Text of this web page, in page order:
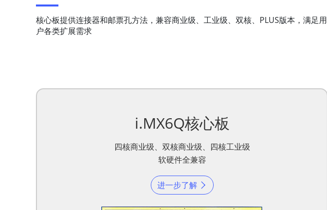
核心板提供连接器和邮票孔方法，兼容商业级、工业级、双核、PLUS版本，满足用
户各类扩展需求
i.MX6Q核心板
四核商业级、双核商业级、四核工业级
软硬件全兼容
进一步了解